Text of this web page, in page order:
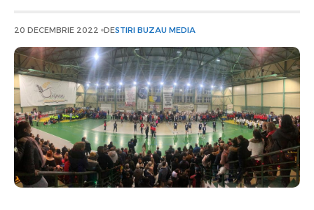
20 DECEMBRIE 2022 DESTIRI BUZAU MEDIA